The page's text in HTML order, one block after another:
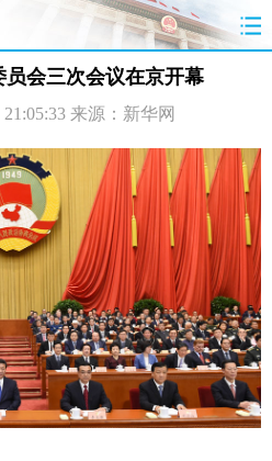
最新报道 两会公告
授权发布
思客
会三次会议在京开幕
来源：新华网